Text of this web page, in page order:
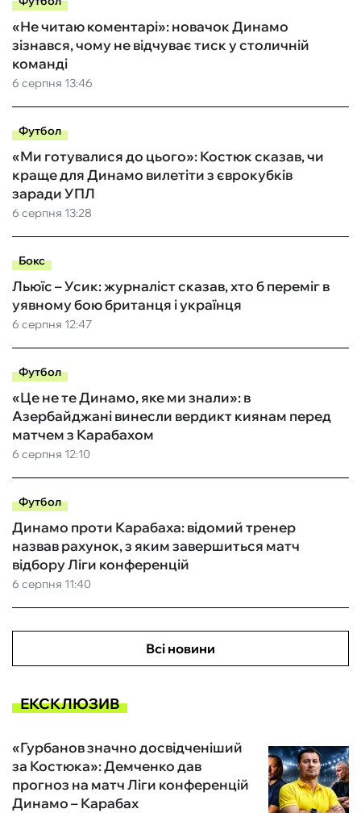
6 серпня 13:46
«Не читаю коментарі»: новачок Динамо
зізнався, чому не відчуває тиск у столичній
команді
Футбол
6 серпня 13:28
«Ми готувалися до цього»: Костюк сказав, чи
краще для Динамо вилетіти з єврокубків
заради УПЛ
Бокс
6 серпня 12:47
Льюїс – Усик: журналіст сказав, хто б переміг в
уявному бою британця і українця
Футбол
6 серпня 12:10
«Це не те Динамо, яке ми знали»: в
Азербайджані винесли вердикт киянам перед
матчем з Карабахом
Футбол
6 серпня 11:40
Динамо проти Карабаха: відомий тренер
назвав рахунок, з яким завершиться матч
відбору Ліги конференцій
Всі новини
ЕКСКЛЮЗИВ
«Гурбанов значно досвідченіший
за Костюка»: Демченко дав
прогноз на матч Ліги конференцій
Динамо – Карабах